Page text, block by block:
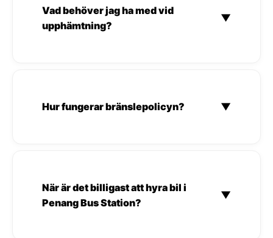
Vad behöver jag ha med vid
upphämtning?
▼
Hur fungerar bränslepolicyn? ▼
När är det billigast att hyra bil i
Penang Bus Station?
▼